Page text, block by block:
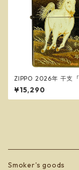
ZIPPO 2026年 干支「
金蒔絵 馬 和柄 ジッポ
-HORSE
¥15,290
Smoker's goods